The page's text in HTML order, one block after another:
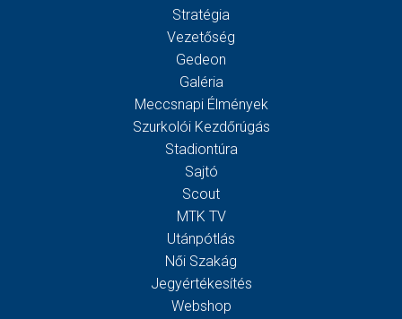
Stratégia
Vezetőség
Gedeon
Galéria
Meccsnapi Élmények
Szurkolói Kezdőrúgás
Stadiontúra
Sajtó
Scout
MTK TV
Utánpótlás
Női Szakág
Jegyértékesítés
Webshop